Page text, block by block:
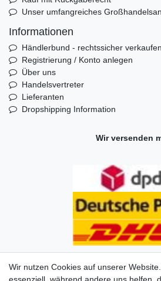
Unser umfangreiches
Informationen
Händlerbund - rechtssicher verkaufen
Registrierung / Konto anlegen
Über uns
Handelsvertreter
Lieferanten
Dropshipping Information
Wir versenden
Wir nutzen Cookies auf unserer